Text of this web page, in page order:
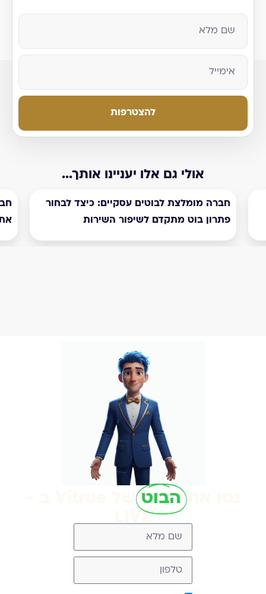
להצטרפות
אולי גם אלו יעניינו אותך...
חברה מומלצת לבוטים עסקיים: כיצד לבחור
פתרון בוט מתקדם לשיפור השירות
נסו את הבוט
LIVE